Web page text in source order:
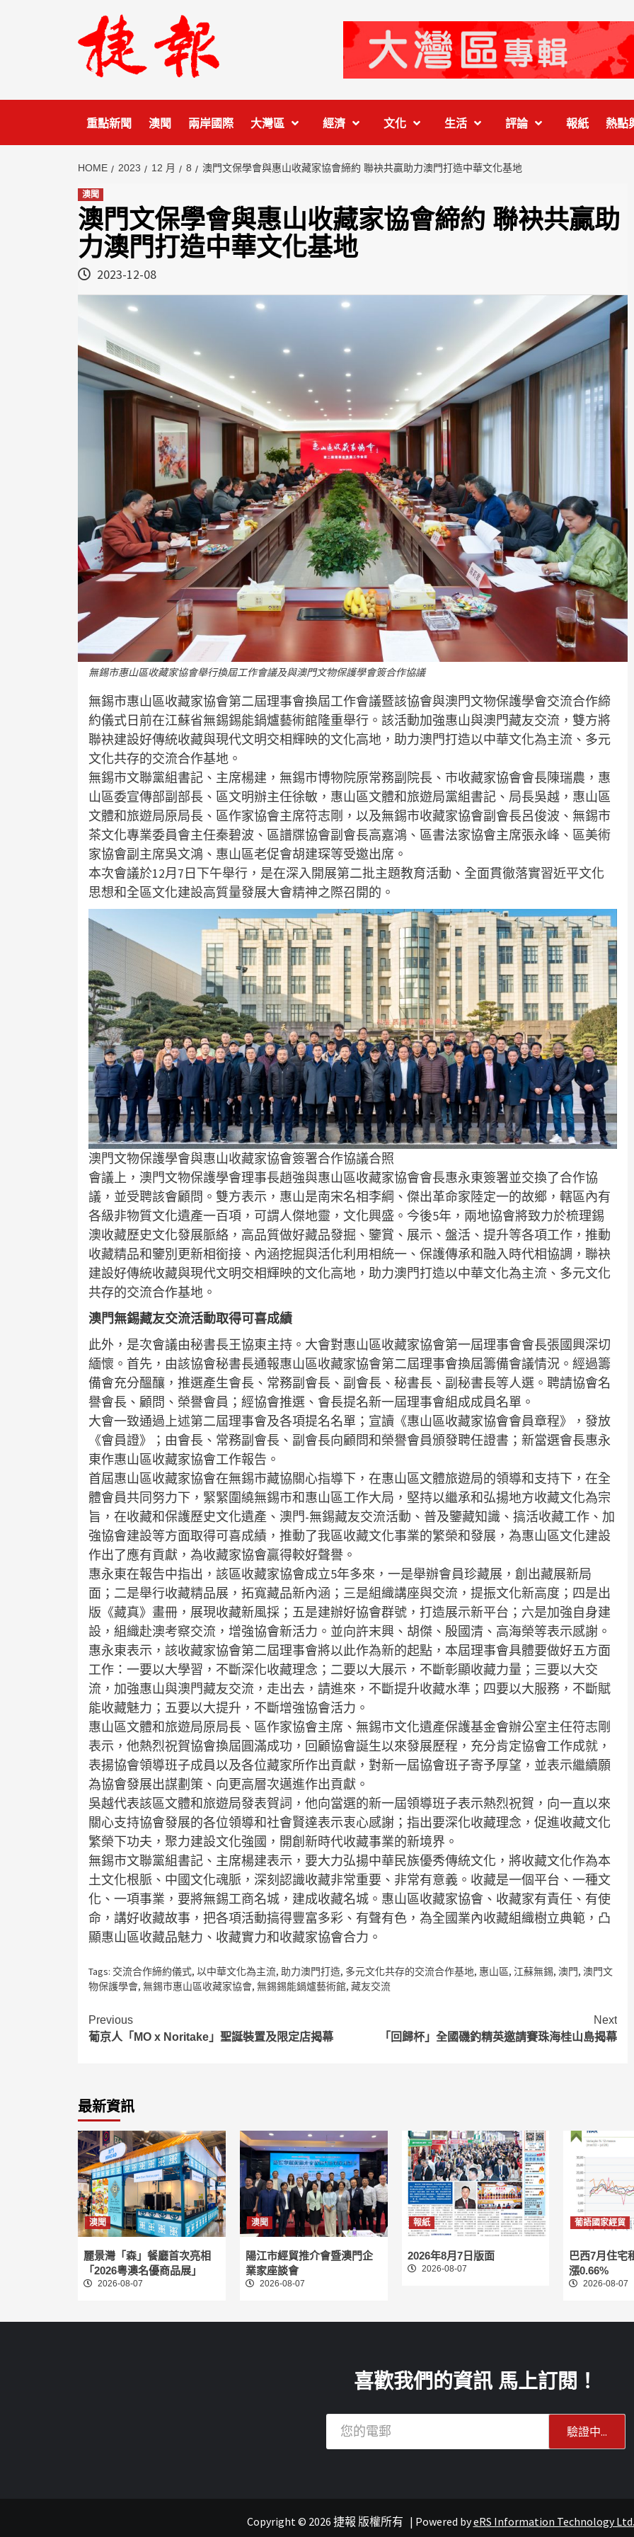
重點新聞 澳聞 兩岸國際 大灣區 經濟 文化 生活 評論 報紙 熱點
HOME 2023 12 月 8 澳門文保學會與惠山收藏家協會締約 聯袂共贏助力澳門打造中華文化基地
澳聞
澳門文保學會與惠山收藏家協會締約 聯袂共贏助
力澳門打造中華文化基地
2023-12-08
無錫市惠山區收藏家協會舉行換屆工作會議及與澳門文物保護學會簽合作協議
無錫市惠山區收藏家協會第二屆理事會換屆工作會議暨該協會與澳門文物保護學會交流合作締
約儀式日前在江蘇省無錫錫能鍋爐藝術館隆重舉行。該活動加強惠山與澳門藏友交流，雙方將
聯袂建設好傳統收藏與現代文明交相輝映的文化高地，助力澳門打造以中華文化為主流、多元
文化共存的交流合作基地。
無錫市文聯黨組書記、主席楊建，無錫市博物院原常務副院長、市收藏家協會會長陳瑞農，惠
山區委宣傳部副部長、區文明辦主任徐敏，惠山區文體和旅遊局黨組書記、局長吳越，惠山區
文體和旅遊局原局長、區作家協會主席符志剛，以及無錫市收藏家協會副會長呂俊波、無錫市
茶文化專業委員會主任秦碧波、區譜牒協會副會長高嘉鴻、區書法家協會主席張永峰、區美術
家協會副主席吳文鴻、惠山區老促會胡建琛等受邀出席。
本次會議於12月7日下午舉行，是在深入開展第二批主題教育活動、全面貫徹落實習近平文化
思想和全區文化建設高質量發展大會精神之際召開的。
澳門文物保護學會與惠山收藏家協會簽署合作協議合照
會議上，澳門文物保護學會理事長趙強與惠山區收藏家協會會長惠永東簽署並交換了合作協
議，並受聘該會顧問。雙方表示，惠山是南宋名相李綱、傑出革命家陸定一的故鄉，轄區內有
各級非物質文化遺產一百項，可謂人傑地靈，文化興盛。今後5年，兩地協會將致力於梳理錫
澳收藏歷史文化發展脈絡，高品質做好藏品發掘、鑒賞、展示、盤活、提升等各項工作，推動
收藏精品和鑒別更新相銜接、內涵挖掘與活化利用相統一、保護傳承和融入時代相協調，聯袂
建設好傳統收藏與現代文明交相輝映的文化高地，助力澳門打造以中華文化為主流、多元文化
共存的交流合作基地。
澳門無錫藏友交流活動取得可喜成績
此外，是次會議由秘書長王協東主持。大會對惠山區收藏家協會第一屆理事會會長張國興深切
緬懷。首先，由該協會秘書長通報惠山區收藏家協會第二屆理事會換屆籌備會議情況。經過籌
備會充分醞釀，推選產生會長、常務副會長、副會長、秘書長、副秘書長等人選。聘請協會名
譽會長、顧問、榮譽會員；經協會推選、會長提名新一屆理事會組成成員名單。
大會一致通過上述第二屆理事會及各項提名名單；宣讀《惠山區收藏家協會會員章程》，發放
《會員證》；由會長、常務副會長、副會長向顧問和榮譽會員頒發聘任證書；新當選會長惠永
東作惠山區收藏家協會工作報告。
首屆惠山區收藏家協會在無錫市藏協關心指導下，在惠山區文體旅遊局的領導和支持下，在全
體會員共同努力下，緊緊圍繞無錫市和惠山區工作大局，堅持以繼承和弘揚地方收藏文化為宗
旨，在收藏和保護歷史文化遺產、澳門-無錫藏友交流活動、普及鑒藏知識、搞活收藏工作、加
強協會建設等方面取得可喜成績，推動了我區收藏文化事業的繁榮和發展，為惠山區文化建設
作出了應有貢獻，為收藏家協會贏得較好聲譽。
惠永東在報告中指出，該區收藏家協會成立5年多來，一是舉辦會員珍藏展，創出藏展新局
面；二是舉行收藏精品展，拓寬藏品新內涵；三是組織講座與交流，提振文化新高度；四是出
版《藏真》畫冊，展現收藏新風採；五是建辦好協會群號，打造展示新平台；六是加強自身建
設，組織赴澳考察交流，增強協會新活力。並向許末興、胡傑、殷國清、高海榮等表示感謝。
惠永東表示，該收藏家協會第二屆理事會將以此作為新的起點，本屆理事會具體要做好五方面
工作：一要以大學習，不斷深化收藏理念；二要以大展示，不斷彰顯收藏力量；三要以大交
流，加強惠山與澳門藏友交流，走出去，請進來，不斷提升收藏水準；四要以大服務，不斷賦
能收藏魅力；五要以大提升，不斷增強協會活力。
惠山區文體和旅遊局原局長、區作家協會主席、無錫市文化遺產保護基金會辦公室主任符志剛
表示，他熱烈祝賀協會換屆圓滿成功，回顧協會誕生以來發展歷程，充分肯定協會工作成就，
表揚協會領導班子成員以及各位藏家所作出貢獻，對新一屆協會班子寄予厚望，並表示繼續願
為協會發展出謀劃策、向更高層次邁進作出貢獻。
吳越代表該區文體和旅遊局發表賀詞，他向當選的新一屆領導班子表示熱烈祝賀，向一直以來
關心支持協會發展的各位領導和社會賢達表示衷心感謝；指出要深化收藏理念，促進收藏文化
繁榮下功夫，聚力建設文化強國，開創新時代收藏事業的新境界。
無錫市文聯黨組書記、主席楊建表示，要大力弘揚中華民族優秀傳統文化，將收藏文化作為本
土文化根脈、中國文化魂脈，深刻認識收藏非常重要、非常有意義。收藏是一個平台、一種文
化、一項事業，要將無錫工商名城，建成收藏名城。惠山區收藏家協會、收藏家有責任、有使
命，講好收藏故事，把各項活動搞得豐富多彩、有聲有色，為全國業內收藏組織樹立典範，凸
顯惠山區收藏品魅力、收藏實力和收藏家協會合力。
Tags: 交流合作締約儀式, 以中華文化為主流, 助力澳門打造, 多元文化共存的交流合作基地, 惠山區, 江蘇無錫, 澳門, 澳門文
物保護學會, 無錫市惠山區收藏家協會, 無錫錫能鍋爐藝術館, 藏友交流
Continue
Reading
Previous
葡京人「MO x Noritake」聖誕裝置及限定店揭幕
Next
「回歸杯」全國磯釣精英邀請賽珠海桂山島揭幕
最新資訊
澳聞
麗景灣「森」餐廳首次亮相
「2026粵澳名優商品展」
2026-08-07
澳聞
陽江市經貿推介會暨澳門企
業家座談會
2026-08-07
報紙
2026年8月7日版面
2026-08-07
葡語國家經貿
巴西7月住宅
漲0.66%
2026-08-07
喜歡我們的資訊 馬上訂閱！
Copyright © 2026 捷報 版權所有 | Powered byeRS Information Technology Ltd.